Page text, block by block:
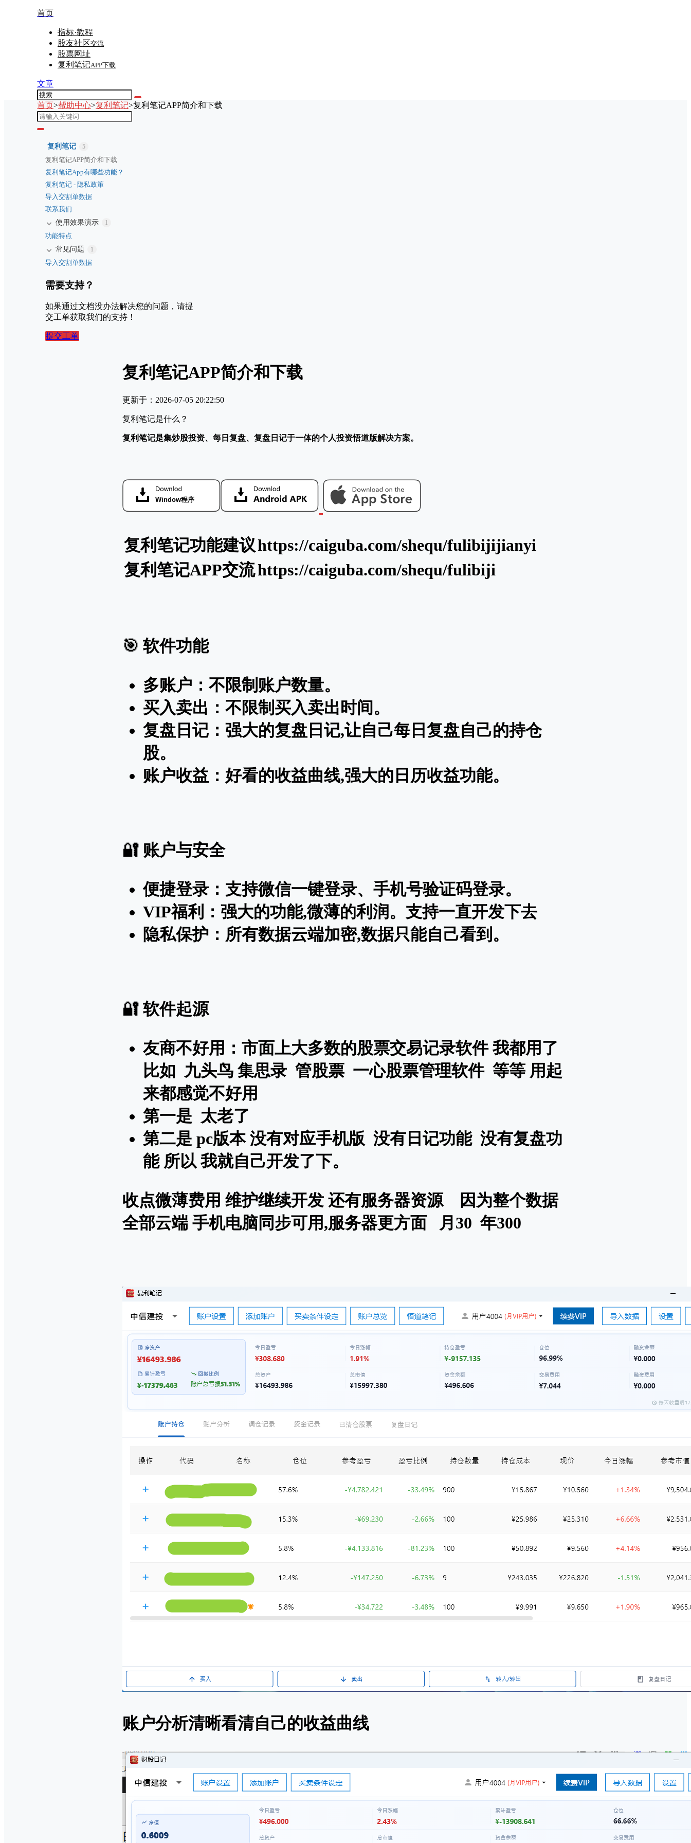
首页
指标·教程
股友社区交流
股票网址
复利笔记APP下载
文章
首页>帮助中心>复利笔记>复利笔记APP简介和下载
复利笔记 5
复利笔记APP简介和下载
复利笔记App有哪些功能？
复利笔记 - 隐私政策
导入交割单数据
联系我们
使用效果演示
1
功能特点
常见问题
1
导入交割单数据
需要支持？
如果通过文档没办法解决您的问题，请提
交工单获取我们的支持！
提交工单
复利笔记APP简介和下载
更新于：2026-07-05 20:22:50
复利笔记是什么？
复利笔记是集炒股投资、每日复盘、复盘日记于一体的个人投资悟道版解决方案。
复利笔记功能建议https://caiguba.com/shequ/fulibijijianyi
复利笔记APP交流https://caiguba.com/shequ/fulibiji
🎯 软件功能
多账户：不限制账户数量。
买入卖出：不限制买入卖出时间。
复盘日记：强大的复盘日记,让自己每日复盘自己的持仓
股。
账户收益：好看的收益曲线,强大的日历收益功能。
🔐 账户与安全
便捷登录：支持微信一键登录、手机号验证码登录。
VIP福利：强大的功能,微薄的利润。支持一直开发下去
隐私保护：所有数据云端加密,数据只能自己看到。
🔐 软件起源
友商不好用：市面上大多数的股票交易记录软件 我都用了
比如 九头鸟 集思录 管股票 一心股票管理软件 等等 用起
来都感觉不好用
第一是 太老了
第二是 pc版本 没有对应手机版 没有日记功能 没有复盘功
能 所以 我就自己开发了下。
收点微薄费用 维护继续开发 还有服务器资源 因为整个数据
全部云端 手机电脑同步可用,服务器更方面
月30 年300
账户分析清晰看清自己的收益曲线